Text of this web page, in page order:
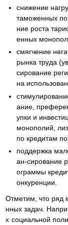
снижение
таможенных
ние роста
енных
смягчение
рынка труда
сирование
на
ание,
упки и
монополий,
по кредитам
поддержка
ан-сирование
ограммы
онкуренции.
Отметим, что ряд
нных задач.
х социальной